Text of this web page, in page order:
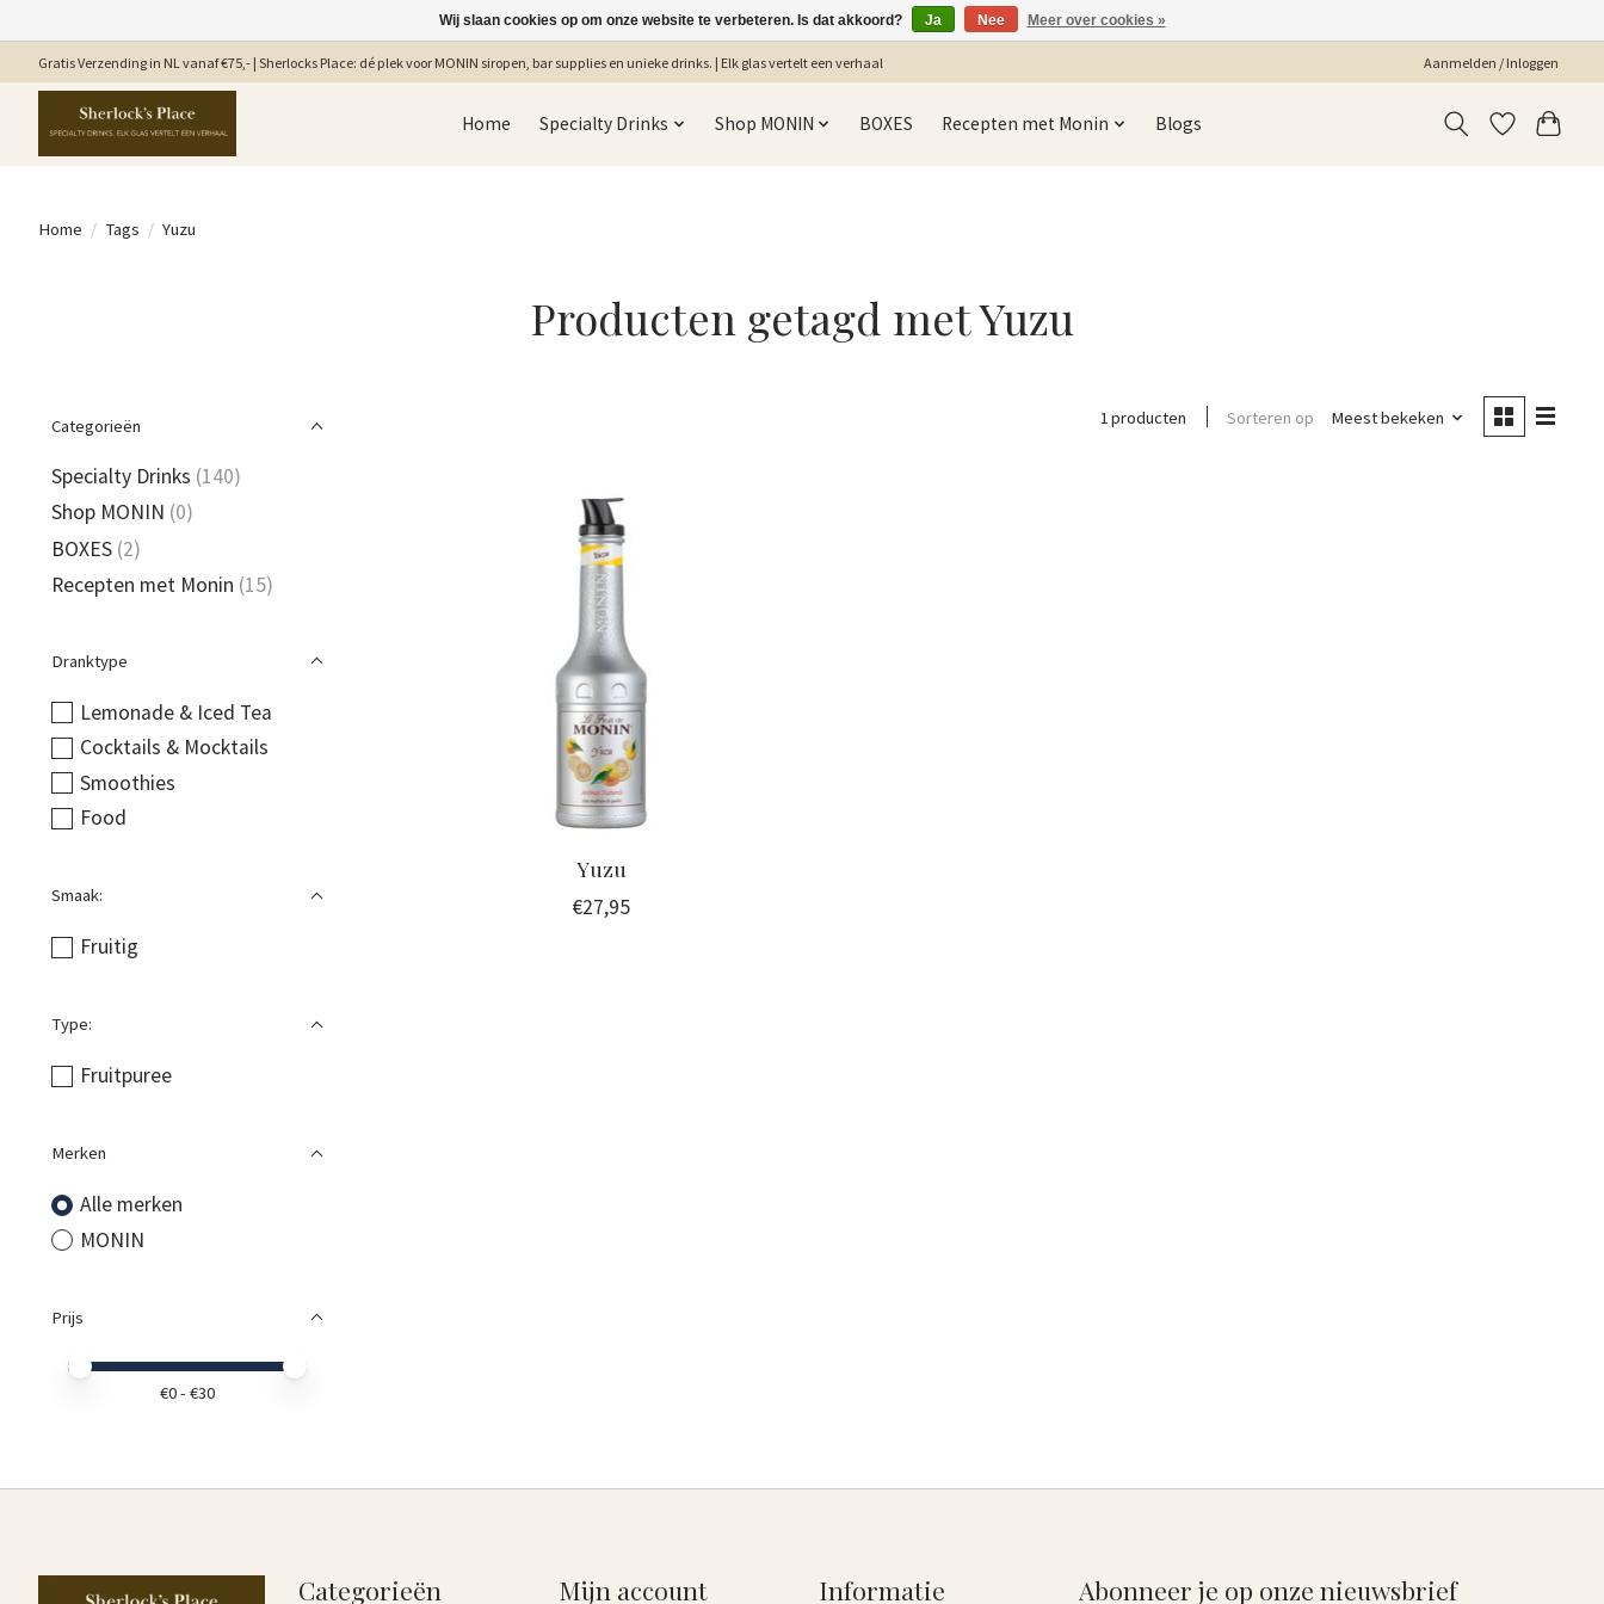
Gratis Verzending in NL vanaf €75,- | Sherlocks Place: dé plek voor MONIN siropen, bar supplies en unieke drinks. | Elk glas vertelt een verhaal Aanmelden / Inloggen
Home Specialty Drinks Shop MONIN BOXES Recepten met Monin Blogs
Home / Tags / Yuzu
Producten getagd met Yuzu
Categorieën
Specialty Drinks (140)
Shop MONIN (0)
BOXES (2)
Recepten met Monin (15)
Dranktype
Lemonade & Iced Tea
Cocktails & Mocktails
Smoothies
Food
Smaak:
Fruitig
Type:
Fruitpuree
Merken
Alle merken
MONIN
Prijs
Minimale prijswaarde
Price maximum value
€0- €30
1 producten Sorteren op Meest bekeken
Yuzu
€27,95
Categorieën Mijn account Informatie Abonneer je op onze nieuwsbrief
Wij slaan cookies op om onze website te verbeteren. Is dat akkoord? Ja Nee Meer over cookies »